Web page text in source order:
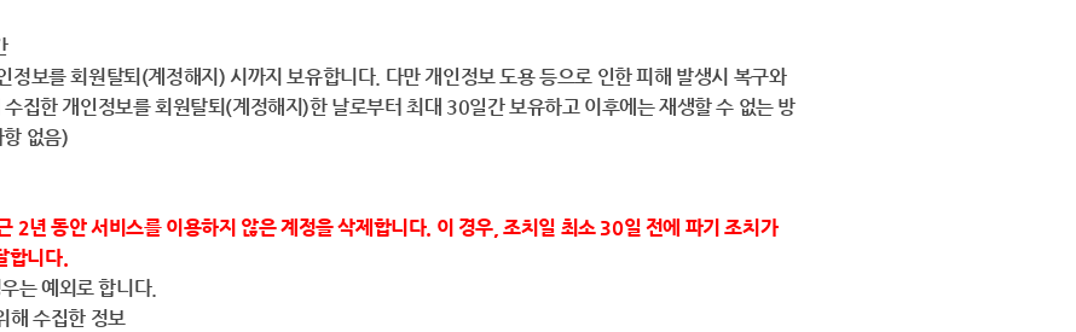
정보를 회원탈퇴(계정해지) 시까지 보유합니다. 다만 개인정보 도용 등으로 인한 피해 발생시 복구와
집한 개인정보를 회원탈퇴(계정해지)한 날로부터 최대 30일간 보유하고 이후에는 재생할 수 없는 방
없음)
2년 동안 서비스를 이용하지 않은 계정을 삭제합니다. 이 경우, 조치일 최소 30일 전에 파기 조치가
합니다.
는 예외로 합니다.
해 수집한 정보